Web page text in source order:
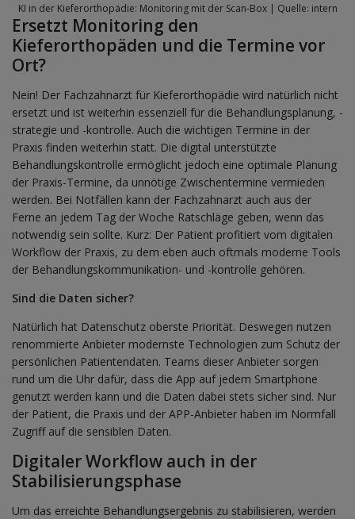
KI in der Kieferorthopädie: Monitoring mit der Scan-Box | Quelle: intern
Ersetzt Monitoring den
Kieferorthopäden und die Termine vor
Ort?
Nein! Der Fachzahnarzt für Kieferorthopädie wird natürlich nicht
ersetzt und ist weiterhin essenziell für die Behandlungsplanung, -
strategie und -kontrolle. Auch die wichtigen Termine in der
Praxis finden weiterhin statt. Die digital unterstützte
Behandlungskontrolle ermöglicht jedoch eine optimale Planung
der Praxis-Termine, da unnötige Zwischentermine vermieden
werden. Bei Notfällen kann der Fachzahnarzt auch aus der
Ferne an jedem Tag der Woche Ratschläge geben, wenn das
notwendig sein sollte. Kurz: Der Patient profitiert vom digitalen
Workflow der Praxis, zu dem eben auch oftmals moderne Tools
der Behandlungskommunikation- und -kontrolle gehören.
Sind die Daten sicher?
Natürlich hat Datenschutz oberste Priorität. Deswegen nutzen
renommierte Anbieter modernste Technologien zum Schutz der
persönlichen Patientendaten. Teams dieser Anbieter sorgen
rund um die Uhr dafür, dass die App auf jedem Smartphone
genutzt werden kann und die Daten dabei stets sicher sind. Nur
der Patient, die Praxis und der APP-Anbieter haben im Normfall
Zugriff auf die sensiblen Daten.
Digitaler Workflow auch in der
Stabilisierungsphase
Um das erreichte Behandlungsergebnis zu stabilisieren, werden